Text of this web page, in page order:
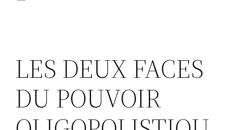
LES DEUX FACES
DU POUVOIR